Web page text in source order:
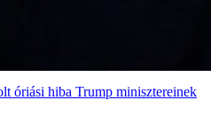
óriási hiba Trump minisztereinek